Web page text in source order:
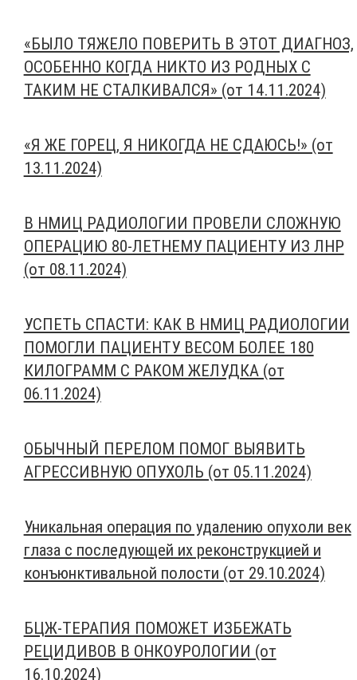
«БЫЛО ТЯЖЕЛО ПОВЕРИТЬ В ЭТОТ ДИАГНОЗ,
ОСОБЕННО КОГДА НИКТО ИЗ РОДНЫХ С
ТАКИМ НЕ СТАЛКИВАЛСЯ» (от 14.11.2024)
«Я ЖЕ ГОРЕЦ, Я НИКОГДА НЕ СДАЮСЬ!» (от
13.11.2024)
В НМИЦ РАДИОЛОГИИ ПРОВЕЛИ СЛОЖНУЮ
ОПЕРАЦИЮ 80-ЛЕТНЕМУ ПАЦИЕНТУ ИЗ ЛНР
(от 08.11.2024)
УСПЕТЬ СПАСТИ: КАК В НМИЦ РАДИОЛОГИИ
ПОМОГЛИ ПАЦИЕНТУ ВЕСОМ БОЛЕЕ 180
КИЛОГРАММ С РАКОМ ЖЕЛУДКА (от
06.11.2024)
ОБЫЧНЫЙ ПЕРЕЛОМ ПОМОГ ВЫЯВИТЬ
АГРЕССИВНУЮ ОПУХОЛЬ (от 05.11.2024)
Уникальная операция по удалению опухоли век
глаза с последующей их реконструкцией и
конъюнктивальной полости (от 29.10.2024)
БЦЖ-ТЕРАПИЯ ПОМОЖЕТ ИЗБЕЖАТЬ
РЕЦИДИВОВ В ОНКОУРОЛОГИИ (от
16.10.2024)